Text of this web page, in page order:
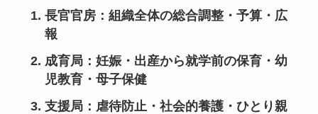
長官官房：組織全体の総合調整・予算・広
報
成育局：妊娠・出産から就学前の保育・幼
児教育・母子保健
支援局：虐待防止・社会的養護・ひとり親